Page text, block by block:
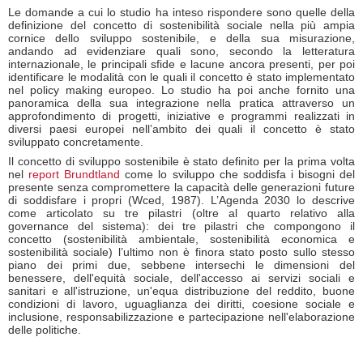
Le domande a cui lo studio ha inteso rispondere sono quelle della
definizione del concetto di sostenibilità sociale nella più ampia
cornice dello sviluppo sostenibile, e della sua misurazione,
andando ad evidenziare quali sono, secondo la letteratura
internazionale, le principali sfide e lacune ancora presenti, per poi
identificare le modalità con le quali il concetto è stato implementato
nel policy making europeo. Lo studio ha poi anche fornito una
panoramica della sua integrazione nella pratica attraverso un
approfondimento di progetti, iniziative e programmi realizzati in
diversi paesi europei nell’ambito dei quali il concetto è stato
sviluppato concretamente.
Il concetto di sviluppo sostenibile è stato definito per la prima volta
nel report Brundtland come lo sviluppo che soddisfa i bisogni del
presente senza compromettere la capacità delle generazioni future
di soddisfare i propri (Wced, 1987). L’Agenda 2030 lo descrive
come articolato su tre pilastri (oltre al quarto relativo alla
governance del sistema): dei tre pilastri che compongono il
concetto (sostenibilità ambientale, sostenibilità economica e
sostenibilità sociale) l’ultimo non è finora stato posto sullo stesso
piano dei primi due, sebbene intersechi le dimensioni del
benessere, dell'equità sociale, dell'accesso ai servizi sociali e
sanitari e all'istruzione, un'equa distribuzione del reddito, buone
condizioni di lavoro, uguaglianza dei diritti, coesione sociale e
inclusione, responsabilizzazione e partecipazione nell'elaborazione
delle politiche.